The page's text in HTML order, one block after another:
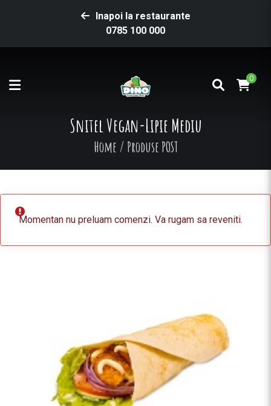
Inapoi la restaurante
0785 100 000
0
Snitel Vegan-Lipie Mediu
Home / Produse POST
Momentan nu preluam comenzi. Va rugam sa reveniti.